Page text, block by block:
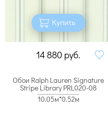
Купить
14 880 руб.
Обои Ralph Lauren Signature
Stripe Library PRL020-08
10.05м*0.52м